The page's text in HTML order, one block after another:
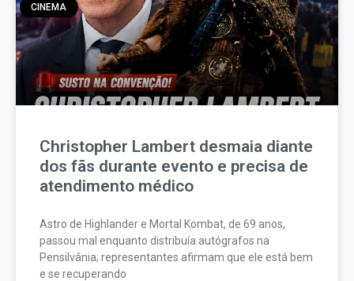
CINEMA
Christopher Lambert desmaia diante
dos fãs durante evento e precisa de
atendimento médico
Astro de Highlander e Mortal Kombat, de 69 anos,
passou mal enquanto distribuía autógrafos na
Pensilvânia; representantes afirmam que ele está bem
e se recuperando